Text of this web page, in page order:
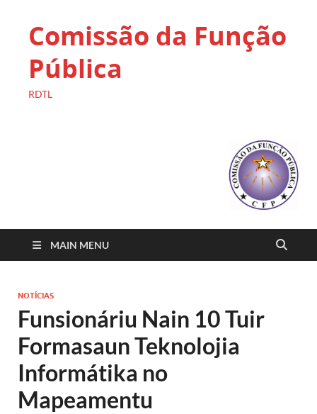
Comissão da Função
Pública
RDTL
MAIN MENU
NOTÍCIAS
Funsionáriu Nain 10 Tuir
Formasaun Teknolojia
Informátika no
Mapeamentu